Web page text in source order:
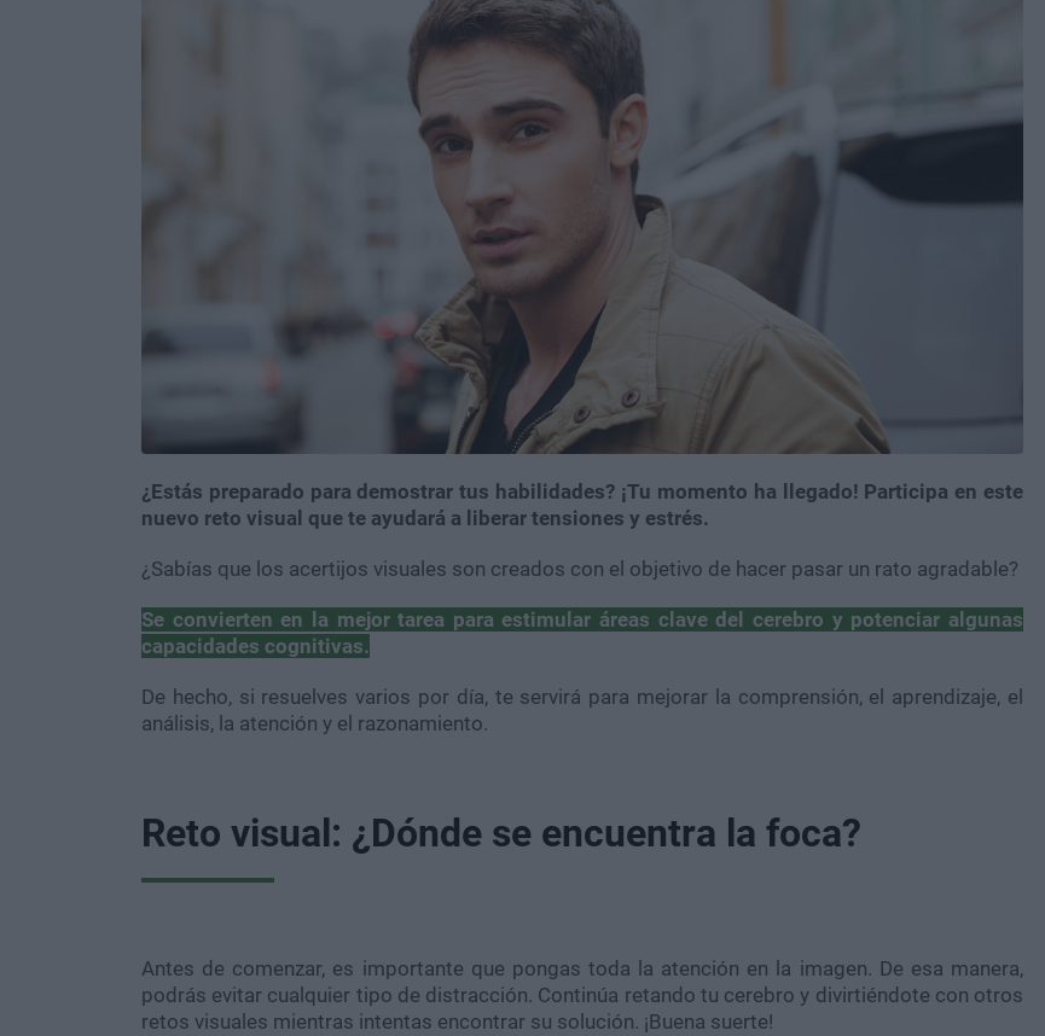
¿Estás preparado para demostrar tus habilidades? ¡Tu momento ha llegado! Participa en este
nuevo reto visual que te ayudará a liberar tensiones y estrés.
¿Sabías que los acertijos visuales son creados con el objetivo de hacer pasar un rato agradable?
Se convierten en la mejor tarea para estimular áreas clave del cerebro y potenciar algunas
capacidades cognitivas.
De hecho, si resuelves varios por día, te servirá para mejorar la comprensión, el aprendizaje, el
análisis, la atención y el razonamiento.
Reto visual: ¿Dónde se encuentra la foca?
Antes de comenzar, es importante que pongas toda la atención en la imagen. De esa manera,
podrás evitar cualquier tipo de distracción. Continúa retando tu cerebro y divirtiéndote con otros
retos visuales mientras intentas encontrar su solución. ¡Buena suerte!